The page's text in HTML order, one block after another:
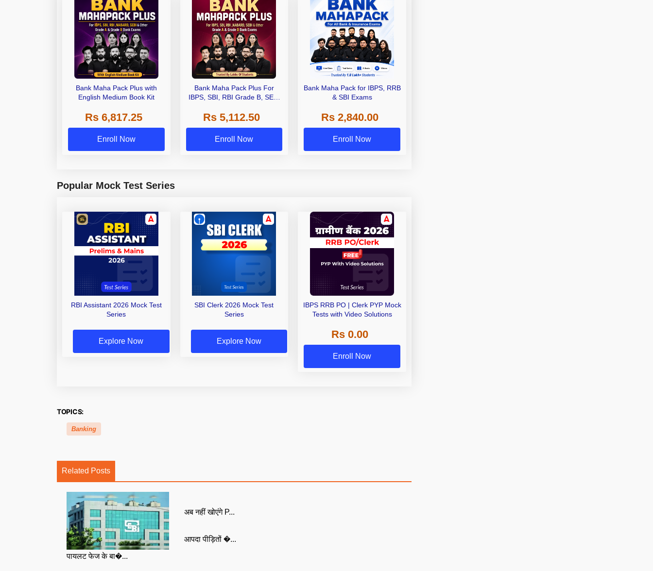
Bank Maha Pack Plus with
English Medium Book Kit
Rs 6,817.25
Enroll Now
Bank Maha Pack Plus For
IBPS, SBI, RBI Grade B, SEBI
Other Grade A & Grade B Bank
Exams
Rs 5,112.50
Enroll Now
Bank Maha Pack for IBPS, RRB
& SBI Exams
Rs 2,840.00
Enroll Now
Popular Mock Test Series
RBI Assistant 2026 Mock Test
Series
Explore Now
SBI Clerk 2026 Mock Test
Series
Explore Now
IBPS RRB PO | Clerk PYP Mock
Tests with Video Solutions
Rs 0.00
Enroll Now
TOPICS:
Banking
Related Posts
पायलट फेज के बा�...
अब नहीं खोएंगे P...
आपदा पीड़ितों �...